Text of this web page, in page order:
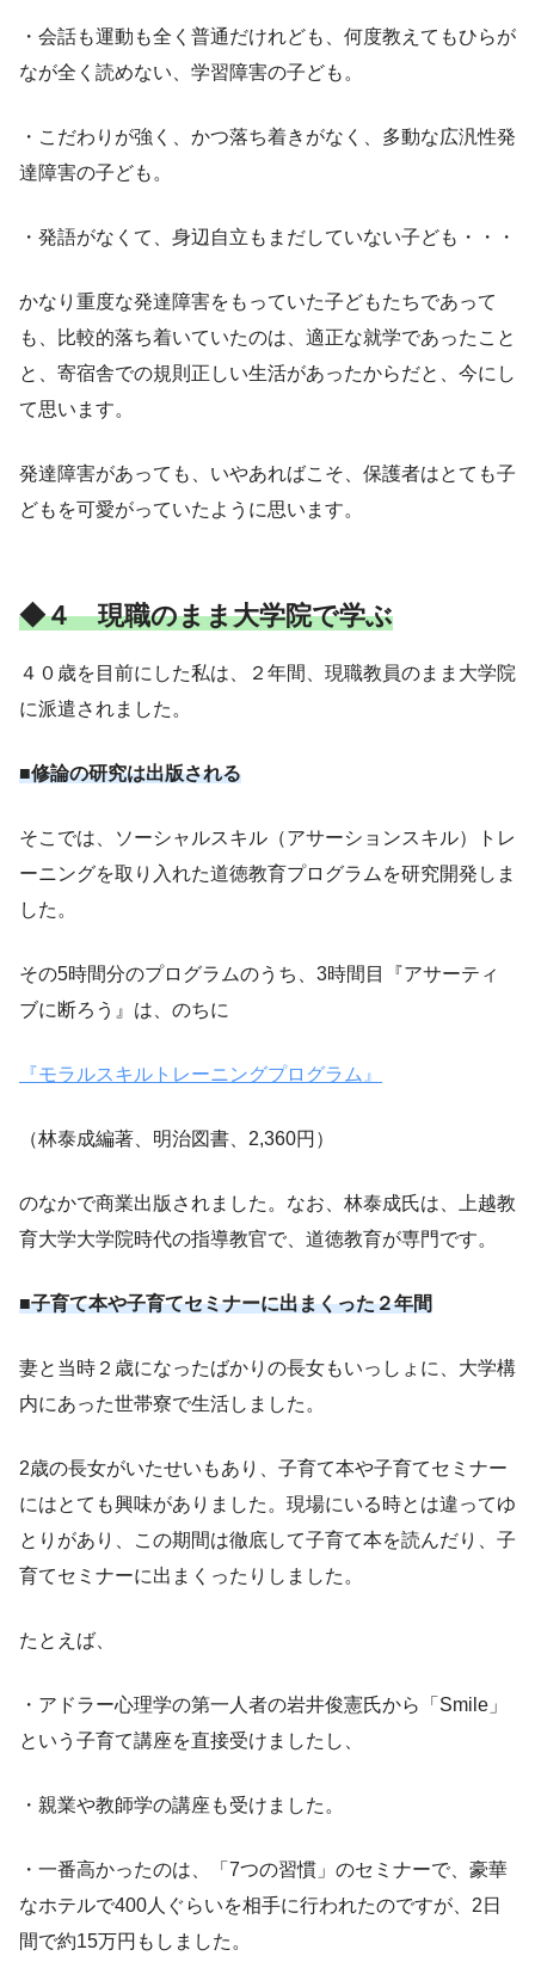
・会話も運動も全く普通だけれども、何度教えてもひらが
なが全く読めない、学習障害の子ども。
・こだわりが強く、かつ落ち着きがなく、多動な広汎性発
達障害の子ども。
・発語がなくて、身辺自立もまだしていない子ども・・・
かなり重度な発達障害をもっていた子どもたちであって
も、比較的落ち着いていたのは、適正な就学であったこと
と、寄宿舎での規則正しい生活があったからだと、今にし
て思います。
発達障害があっても、いやあればこそ、保護者はとても子
どもを可愛がっていたように思います。
◆４ 現職のまま大学院で学ぶ
４０歳を目前にした私は、２年間、現職教員のまま大学院
に派遣されました。
■修論の研究は出版される
そこでは、ソーシャルスキル（アサーションスキル）トレ
ーニングを取り入れた道徳教育プログラムを研究開発しま
した。
その5時間分のプログラムのうち、3時間目『アサーティ
ブに断ろう』は、のちに
『モラルスキルトレーニングプログラム』
（林泰成編著、明治図書、2,360円）
のなかで商業出版されました。なお、林泰成氏は、上越教
育大学大学院時代の指導教官で、道徳教育が専門です。
■子育て本や子育てセミナーに出まくった２年間
妻と当時２歳になったばかりの長女もいっしょに、大学構
内にあった世帯寮で生活しました。
2歳の長女がいたせいもあり、子育て本や子育てセミナー
にはとても興味がありました。現場にいる時とは違ってゆ
とりがあり、この期間は徹底して子育て本を読んだり、子
育てセミナーに出まくったりしました。
たとえば、
・アドラー心理学の第一人者の岩井俊憲氏から「Smile」
という子育て講座を直接受けましたし、
・親業や教師学の講座も受けました。
・一番高かったのは、「7つの習慣」のセミナーで、豪華
なホテルで400人ぐらいを相手に行われたのですが、2日
間で約15万円もしました。